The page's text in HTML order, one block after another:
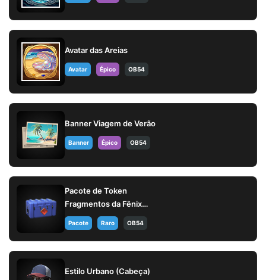
Avatar das Areias
Avatar Épico OB54
Banner Viagem de Verão
Banner Épico OB54
Pacote de Token
Fragmentos da Fênix
(AUG)
Pacote Raro OB54
Estilo Urbano (Cabeça)